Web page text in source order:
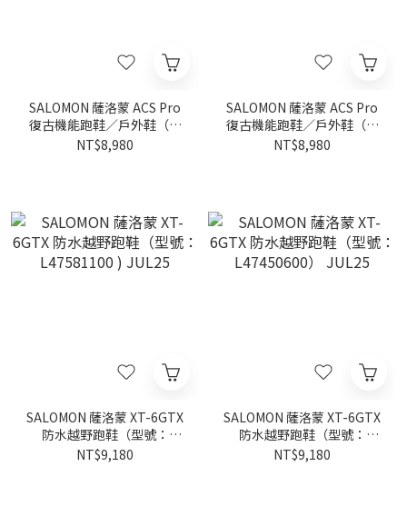
SALOMON 薩洛蒙 ACS Pro
復古機能跑鞋／戶外鞋（型
號：L47741100）JUL25
NT$8,980
SALOMON 薩洛蒙 ACS Pro
復古機能跑鞋／戶外鞋（型
號：L47179900）JUL25
NT$8,980
SALOMON 薩洛蒙 XT-6GTX
防水越野跑鞋（型號：
L47581100 ) JUL25
NT$9,180
SALOMON 薩洛蒙 XT-6GTX
防水越野跑鞋（型號：
L47450600） JUL25
NT$9,180